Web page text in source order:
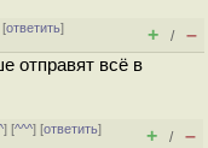
[ответить]
+ / –
отправят всё в
] [^^^] [ответить]
+ / –